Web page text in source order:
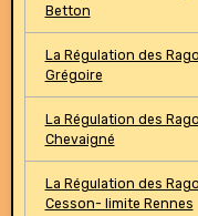
Betton
La Régulation des
Grégoire
La Régulation des
Chevaigné
La Régulation des
Cesson- limite Rennes